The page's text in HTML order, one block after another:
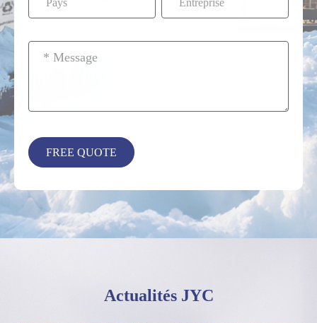
Actualités JYC